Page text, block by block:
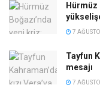
Hürmüz
7
Tayfun
mesajı
7